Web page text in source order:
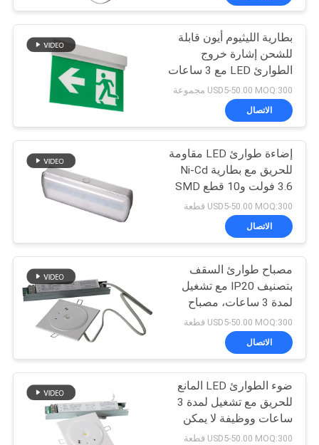
الموقع
سياسة
الخصوصية
مصابيح طوارئ LED
ضوء طوارئ السقف
46
ضوء سبوت LED
للطوارئ
20
12
بطارية الليثيوم أيون قابلة
للشحن إشارة خروج
الطوارئ LED مع 3 ساعات
احتياطي و سطح الجدار
مثبت
USD5-50.00 MOQ:300 مجموعة
الاتصال
إضاءة طوارئ LED مقاومة
للحريق مع بطارية Ni-Cd
3.6 فولت و10 قطع SMD
5730 LED
USD5-50.00 MOQ:300 قطعة
الاتصال
مصباح طوارئ السقف
بتصنيف IP20 مع تشغيل
لمدة 3 ساعات، مصباح
طوارئ LED غير خاضع
للصيانة
USD5-50.00 MOQ:300 قطعة
الاتصال
ضوء الطوارئ LED المانع
للحريق مع تشغيل لمدة 3
ساعات ووظيفة لا يمكن
صيانتها
USD5-50.00 MOQ:300 قطعة